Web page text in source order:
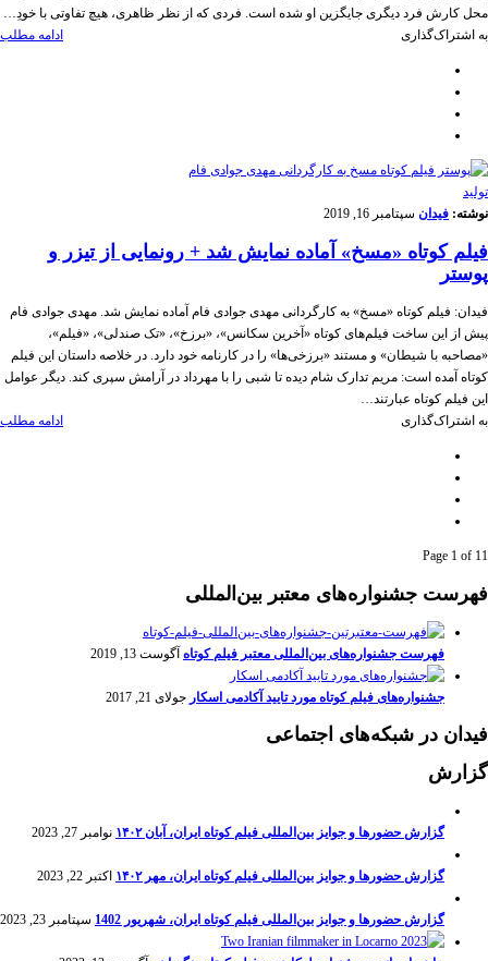
محل کارش فرد دیگری جایگزین او شده است. فردی که از نظر ظاهری، هیچ تفاوتی با خودِ…
ادامه مطلب
به اشتراک‌گذاری
تولید
نوشته: فیدان سپتامبر 16, 2019
فیلم کوتاه «مسخ» آماده نمایش شد + رونمایی از تیزر و
پوستر
فیدان: فیلم کوتاه «مسخ» به کارگردانی مهدی جوادی فام آماده نمایش شد. مهدی جوادی فام
پیش از این ساخت فیلم‌های کوتاه «آخرین سکانس»، «برزخ»، «تک صندلی»، «فیلم»،
«مصاحبه با شیطان» و مستند «برزخی‌ها» را در کارنامه خود دارد. در خلاصه داستان این فیلم
کوتاه آمده است: مریم تدارک شام دیده تا شبی را با مهرداد در آرامش سپری کند. دیگر عوامل
این فیلم کوتاه عبارتند…
ادامه مطلب
به اشتراک‌گذاری
Page 1 of 1 1
فهرست جشنواره‌های معتبر بین‌المللی
فهرست جشنواره‌های بین‌المللی معتبر فیلم کوتاه آگوست 13, 2019
جشنواره‌های فیلم کوتاه مورد تایید آکادمی اسکار جولای 21, 2017
فیدان در شبکه‌های اجتماعی
گزارش
گزارش حضورها و جوایز بین‌المللی فیلم کوتاه ایران، آبان ۱۴۰۲ نوامبر 27, 2023
گزارش حضورها و جوایز بین‌المللی فیلم کوتاه ایران، مهر ۱۴۰۲ اکتبر 22, 2023
گزارش حضورها و جوایز بین‌المللی فیلم کوتاه ایران، شهریور 1402 سپتامبر 23, 2023